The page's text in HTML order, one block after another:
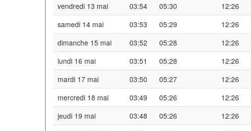
vendredi 13 mai
03:54 05:30 12:26
samedi 14 mai
03:53 05:29 12:26
dimanche 15 mai
03:52 05:28 12:26
lundi 16 mai
03:51 05:28 12:26
mardi 17 mai
03:50 05:27 12:26
mercredi 18 mai
03:49 05:26 12:26
jeudi 19 mai
03:48 05:26 12:26